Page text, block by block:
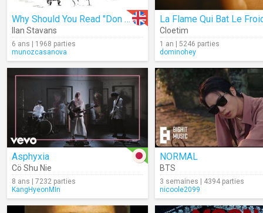
Why Should You Read "Don Quixote"?
Ilan Stavans
6 ans | 1968 parties
munozcasanova
La Flame Qui Bat Le
Cloetim
1 an | 5246 parties
dominohey
Asphyxia
Cö Shu Nie
8 ans | 7232 parties
KangHyeonMIn
NORMAL
BTS
3 semaines | 4394 parties
nicoole2099